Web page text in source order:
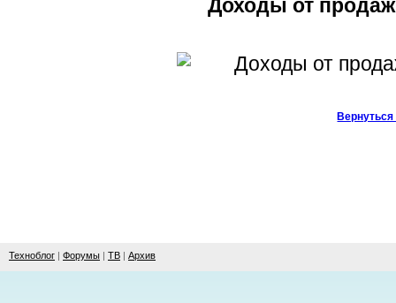
Доходы от
Техноблог | Форумы | ТВ | Архив